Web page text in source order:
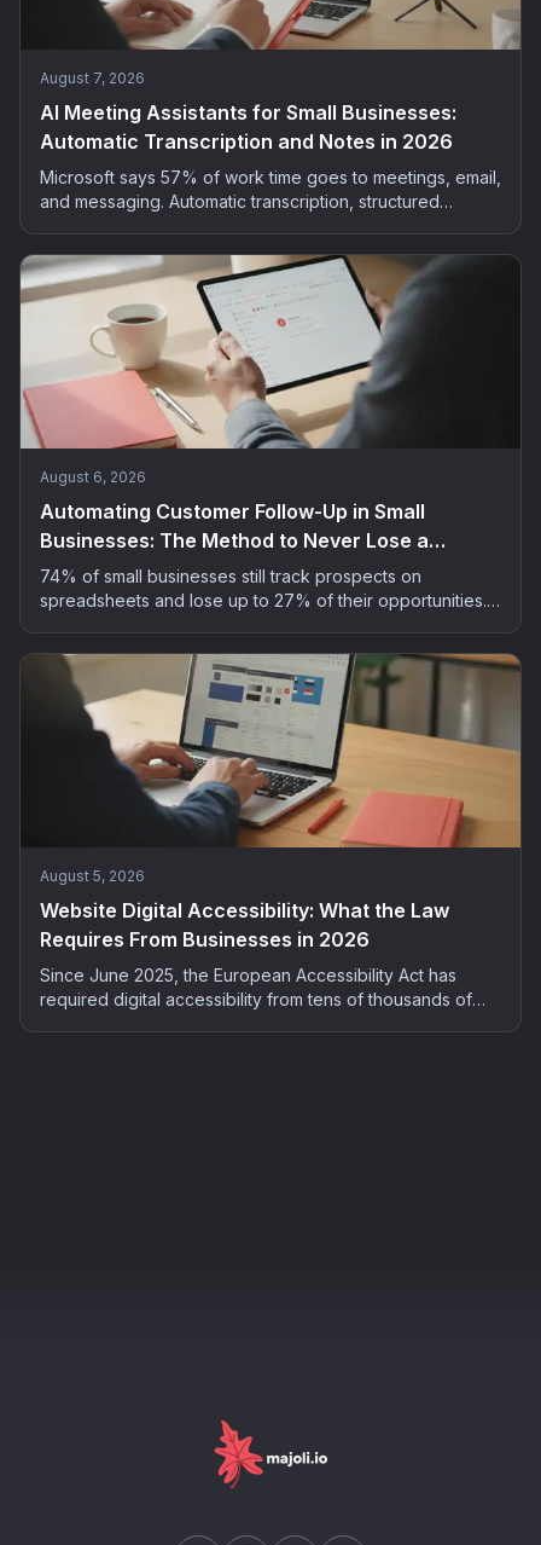
August 7, 2026
AI Meeting Assistants for Small Businesses:
Automatic Transcription and Notes in 2026
Microsoft says 57% of work time goes to meetings, email,
and messaging. Automatic transcription, structured
bring AI into your small business meetings, GDPR-safe.
August 6, 2026
Automating Customer Follow-Up in Small
Businesses: The Method to Never Lose a
Prospect
74% of small businesses still track prospects on
spreadsheets and lose up to 27% of their opportunities.
without spending your evenings on it.
August 5, 2026
Website Digital Accessibility: What the Law
Requires From Businesses in 2026
Since June 2025, the European Accessibility Act has
required digital accessibility from tens of thousands of